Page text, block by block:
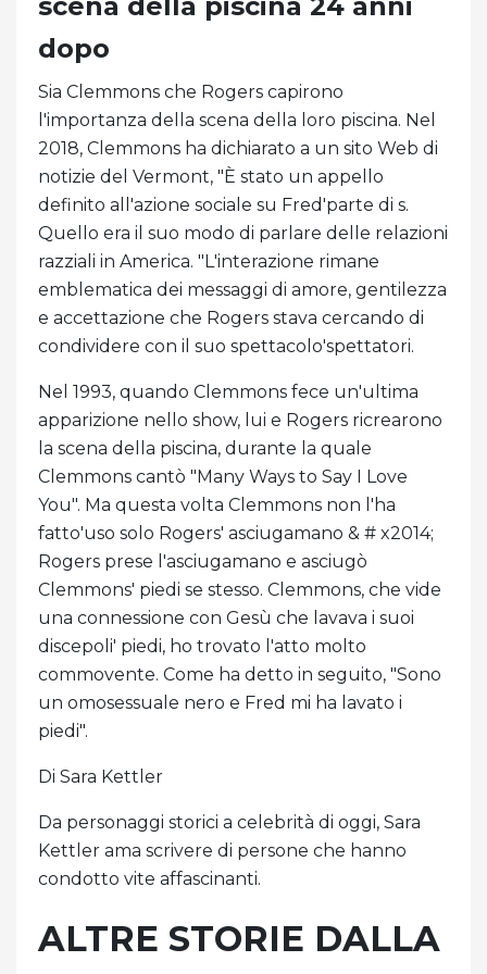
dopo
Sia Clemmons che Rogers capirono
l'importanza della scena della loro piscina. Nel
2018, Clemmons ha dichiarato a un sito Web di
notizie del Vermont, "È stato un appello
definito all'azione sociale su Fred'parte di s.
Quello era il suo modo di parlare delle relazioni
razziali in America. "L'interazione rimane
emblematica dei messaggi di amore, gentilezza
e accettazione che Rogers stava cercando di
condividere con il suo spettacolo'spettatori.
Nel 1993, quando Clemmons fece un'ultima
apparizione nello show, lui e Rogers ricrearono
la scena della piscina, durante la quale
Clemmons cantò "Many Ways to Say I Love
You". Ma questa volta Clemmons non l'ha
fatto'uso solo Rogers' asciugamano & # x2014;
Rogers prese l'asciugamano e asciugò
Clemmons' piedi se stesso. Clemmons, che vide
una connessione con Gesù che lavava i suoi
discepoli' piedi, ho trovato l'atto molto
commovente. Come ha detto in seguito, "Sono
un omosessuale nero e Fred mi ha lavato i
piedi".
Di Sara Kettler
Da personaggi storici a celebrità di oggi, Sara
Kettler ama scrivere di persone che hanno
condotto vite affascinanti.
ALTRE STORIE DALLA